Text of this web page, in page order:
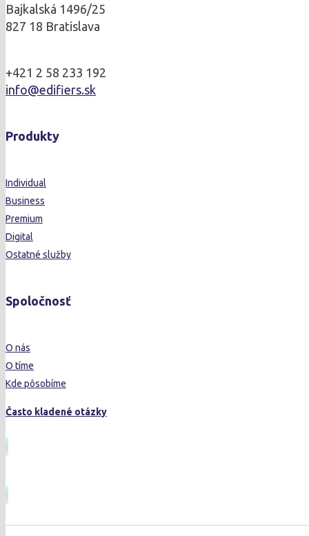
Bajkalská 1496/25
827 18 Bratislava
+421 2 58 233 192
info@edifiers.sk
Produkty
Individual
Business
Premium
Digital
Ostatné služby
Spoločnosť
O nás
O tíme
Kde pôsobíme
Často kladené otázky